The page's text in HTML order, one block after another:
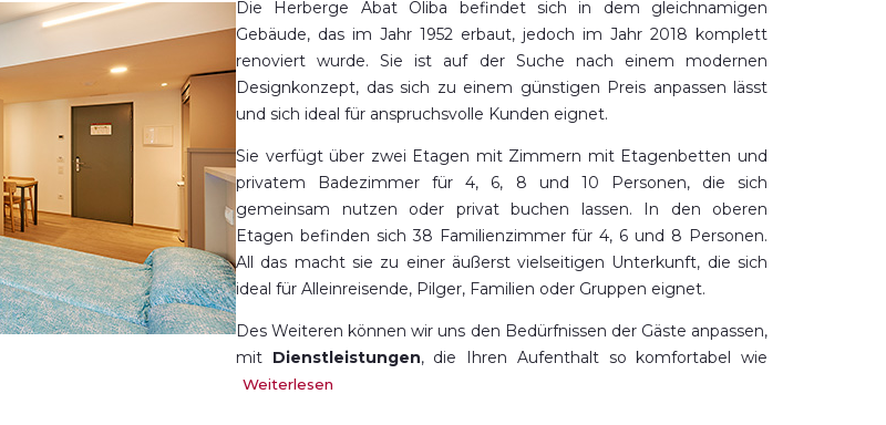
Die Herberge Abat Oliba befindet sich in dem gleichnamigen
Gebäude, das im Jahr 1952 erbaut, jedoch im Jahr 2018 komplett
renoviert wurde. Sie ist auf der Suche nach einem modernen
Designkonzept, das sich zu einem günstigen Preis anpassen lässt
und sich ideal für anspruchsvolle Kunden eignet.
Sie verfügt über zwei Etagen mit Zimmern mit Etagenbetten und
privatem Badezimmer für 4, 6, 8 und 10 Personen, die sich
gemeinsam nutzen oder privat buchen lassen. In den oberen
Etagen befinden sich 38 Familienzimmer für 4, 6 und 8 Personen.
All das macht sie zu einer äußerst vielseitigen Unterkunft, die sich
ideal für Alleinreisende, Pilger, Familien oder Gruppen eignet.
Des Weiteren können wir uns den Bedürfnissen der Gäste anpassen,
mit Dienstleistungen, die Ihren Aufenthalt so komfortabel wie
möglich gestalten. Wir bieten
Weiterlesen